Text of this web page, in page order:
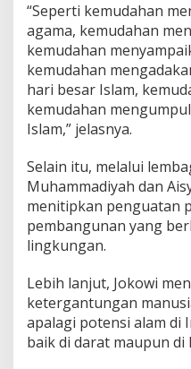
“Seperti kemudahan
agama, kemudahan
kemudahan
kemudahan
hari besar Islam,
kemudahan
Islam,” jelasnya.
Selain itu, melalui
Muhammadiyah dan
menitipkan penguatan
pembangunan yang
lingkungan.
Lebih lanjut, Jokowi
ketergantungan
apalagi potensi alam di
baik di darat maupun di